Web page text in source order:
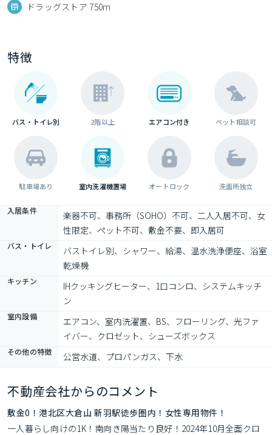
ドラッグストア 750m
特徴
バス・トイレ別 2階以上 エアコン付き ペット相談可
駐車場あり 室内洗濯機置場 オートロック 洗面所独立
入居条件
楽器不可、事務所（SOHO）不可、二人入居不可、女
性限定、ペット不可、敷金不要、即入居可
バス・トイレ
バストイレ別、シャワー、給湯、温水洗浄便座、浴室
乾燥機
キッチン
IHクッキングヒーター、1口コンロ、システムキッチ
ン
室内設備
エアコン、室内洗濯置、BS、フローリング、光ファ
イバー、クロゼット、シューズボックス
その他の特徴 公営水道、プロパンガス、下水
不動産会社からのコメント
敷金0！港北区大倉山 新羽駅徒歩圏内！女性専用物件！
一人暮らし向けの1K！南向き陽当たり良好！2024年10月全面クロ